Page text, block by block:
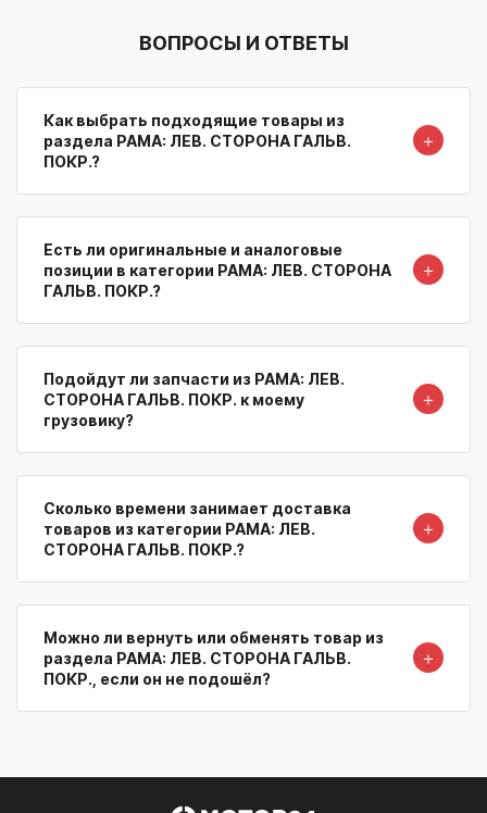
ВОПРОСЫ И ОТВЕТЫ
Как выбрать подходящие товары из
раздела РАМА: ЛЕВ. СТОРОНА ГАЛЬВ.
ПОКР.?
＋
Есть ли оригинальные и аналоговые
позиции в категории РАМА: ЛЕВ. СТОРОНА
ГАЛЬВ. ПОКР.?
＋
Подойдут ли запчасти из РАМА: ЛЕВ.
СТОРОНА ГАЛЬВ. ПОКР. к моему
грузовику?
＋
Сколько времени занимает доставка
товаров из категории РАМА: ЛЕВ.
СТОРОНА ГАЛЬВ. ПОКР.?
＋
Можно ли вернуть или обменять товар из
раздела РАМА: ЛЕВ. СТОРОНА ГАЛЬВ.
ПОКР., если он не подошёл?
＋